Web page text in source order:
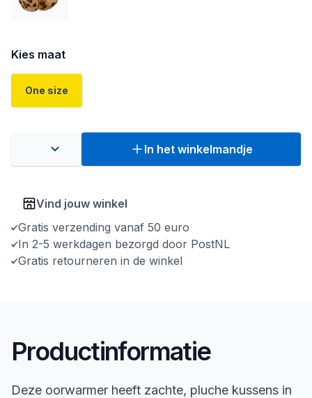
Kies maat
One size
In het winkelmandje
Vind jouw winkel
Gratis verzending vanaf 50 euro
In 2-5 werkdagen bezorgd door PostNL
Gratis retourneren in de winkel
Productinformatie
Deze oorwarmer heeft zachte, pluche kussens in